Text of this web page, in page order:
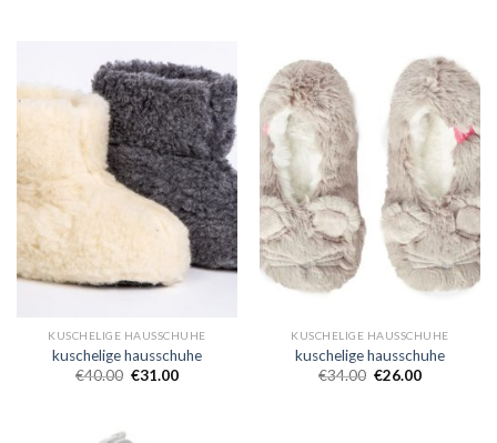
KUSCHELIGE HAUSSCHUHE
kuschelige hausschuhe
€40.00 €31.00
KUSCHELIGE HAUSSCHUHE
kuschelige hausschuhe
€34.00 €26.00